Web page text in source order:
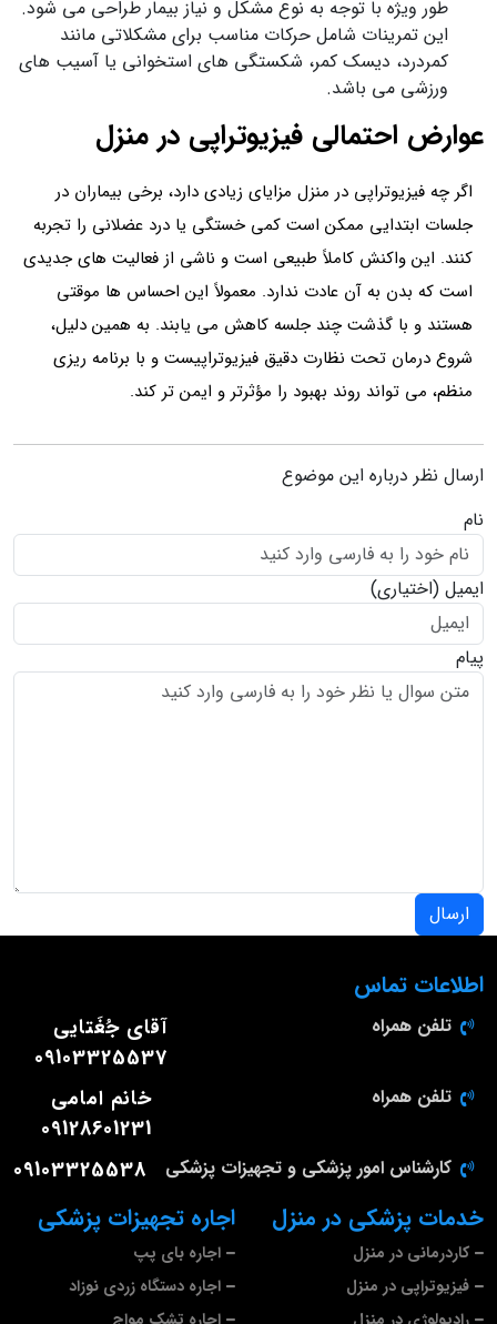
طور ویژه با توجه به نوع مشکل و نیاز بیمار طراحی می‌ شود.
این تمرینات شامل حرکات مناسب برای مشکلاتی مانند
کمردرد، دیسک کمر، شکستگی‌ های استخوانی یا آسیب‌ های
ورزشی می باشد.
عوارض احتمالی فیزیوتراپی در منزل
اگر چه فیزیوتراپی در منزل مزایای زیادی دارد، برخی بیماران در
جلسات ابتدایی ممکن است کمی خستگی یا درد عضلانی را تجربه
کنند. این واکنش کاملاً طبیعی است و ناشی از فعالیت‌ های جدیدی
است که بدن به آن عادت ندارد. معمولاً این احساس‌ ها موقتی
هستند و با گذشت چند جلسه کاهش می‌ یابند. به همین دلیل،
شروع درمان تحت نظارت دقیق فیزیوتراپیست و با برنامه‌ ریزی
منظم، می‌ تواند روند بهبود را مؤثرتر و ایمن‌ تر کند.
ارسال نظر درباره این موضوع
نام
ایمیل (اختیاری)
پیام
ارسال
اجاره تجهیزات پزشکی
اجاره بای پپ
اجاره دستگاه زردی نوزاد
خدمات پزشکی در منزل
کاردرمانی در منزل
فیزیوتراپی در منزل
اطلاعات تماس
تلفن همراه
آقای جُغَتایی
09103325537
تلفن همراه
خانم امامی
09128601231
کارشناس امور پزشکی و تجهیزات پزشکی 09103325538